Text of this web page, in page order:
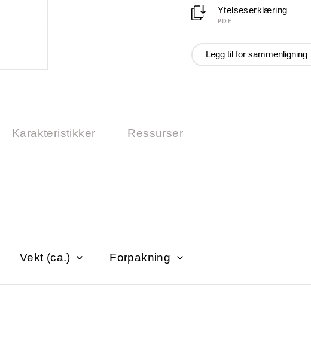
Ytelseserklæring
PDF
Legg til for sammenligning
Karakteristikker Ressurser
Vekt (ca.) Forpakning